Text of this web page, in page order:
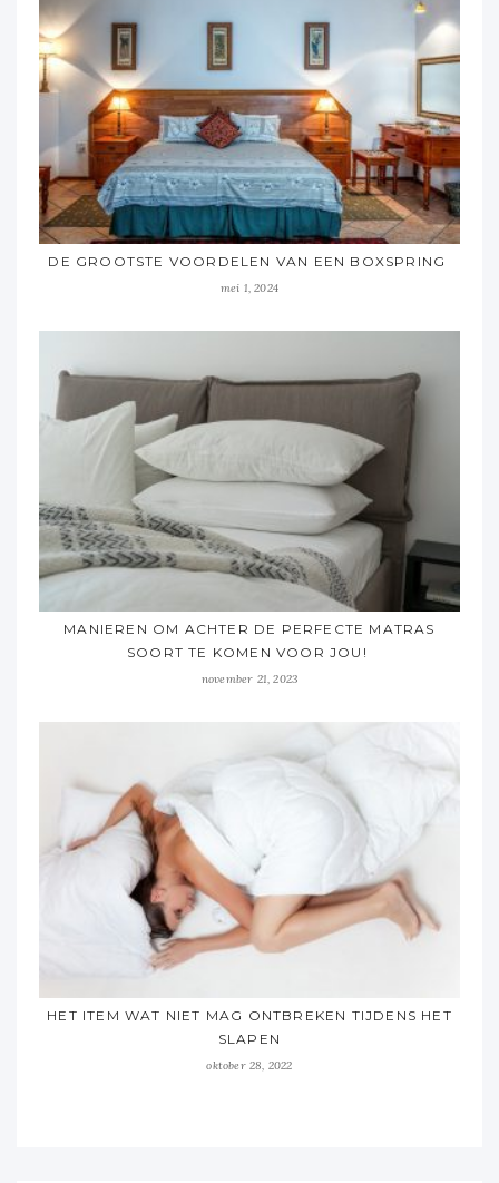
DE GROOTSTE VOORDELEN VAN EEN BOXSPRING
mei 1, 2024
MANIEREN OM ACHTER DE PERFECTE MATRAS
SOORT TE KOMEN VOOR JOU!
november 21, 2023
HET ITEM WAT NIET MAG ONTBREKEN TIJDENS HET
SLAPEN
oktober 28, 2022